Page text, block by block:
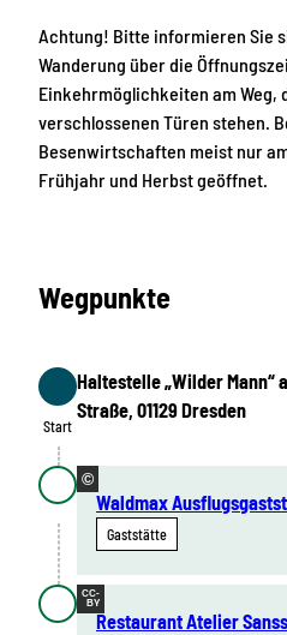
Achtung! Bitte informieren Sie
Wanderung über die
Einkehrmöglichkeiten am Weg,
verschlossenen Türen stehen.
Besenwirtschaften meist nur
Frühjahr und Herbst geöffnet.
Wegpunkte
Start
Start
Haltestelle „Wilder Mann“
Straße, 01129 Dresden
©
Waldmax
Gaststätte
CC-
BY
Restaurant Atelier